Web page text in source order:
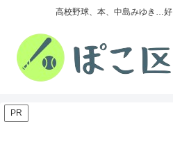
高校野球、本、中島みゆき…好
PR